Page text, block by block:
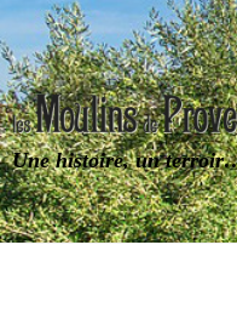
Une histoire, un